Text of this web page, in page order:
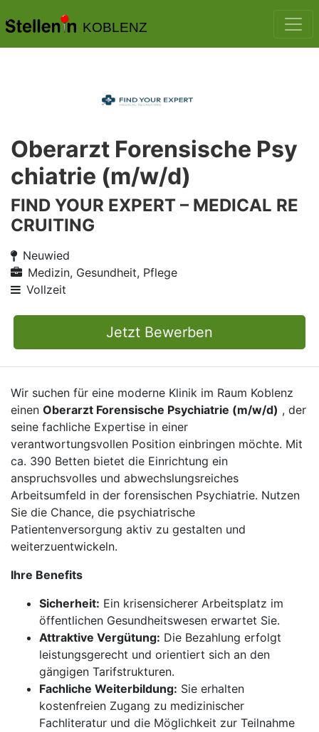
KOBLENZ
Oberarzt Forensische Psy
chiatrie (m/w/d)
FIND YOUR EXPERT – MEDICAL RE
CRUITING
Neuwied
Medizin, Gesundheit, Pflege
Vollzeit
Jetzt Bewerben
Wir suchen für eine moderne Klinik im Raum Koblenz
einen Oberarzt Forensische Psychiatrie (m/w/d) , der
seine fachliche Expertise in einer
verantwortungsvollen Position einbringen möchte. Mit
ca. 390 Betten bietet die Einrichtung ein
anspruchsvolles und abwechslungsreiches
Arbeitsumfeld in der forensischen Psychiatrie. Nutzen
Sie die Chance, die psychiatrische
Patientenversorgung aktiv zu gestalten und
weiterzuentwickeln.
Ihre Benefits
Sicherheit: Ein krisensicherer Arbeitsplatz im
öffentlichen Gesundheitswesen erwartet Sie.
Attraktive Vergütung: Die Bezahlung erfolgt
leistungsgerecht und orientiert sich an den
gängigen Tarifstrukturen.
Fachliche Weiterbildung: Sie erhalten
kostenfreien Zugang zu medizinischer
Fachliteratur und die Möglichkeit zur Teilnahme